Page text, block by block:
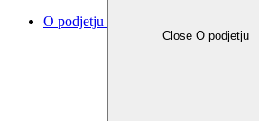
O podjetju
Close O podjetju